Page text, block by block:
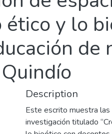
y lo
Description
Este escrito muestra
investigación titulado